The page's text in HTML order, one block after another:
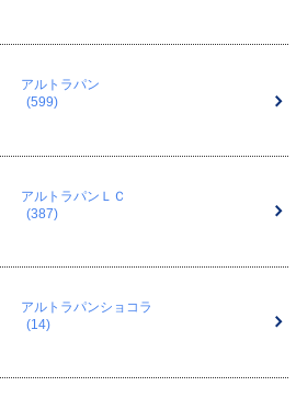
アルトラパン
(599)
アルトラパンＬＣ
(387)
アルトラパンショコラ
(14)